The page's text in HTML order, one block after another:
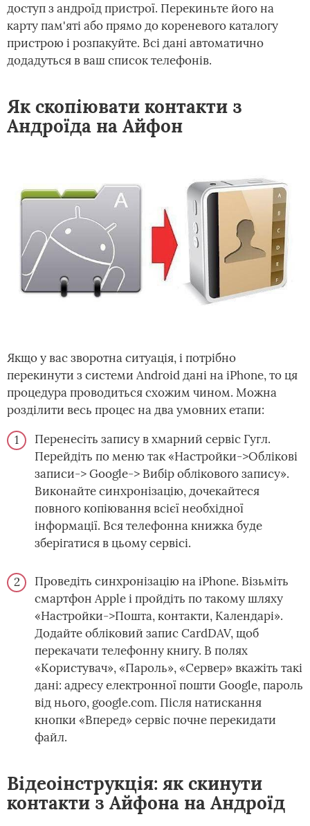
доступ з андроїд пристрої. Перекиньте його на
карту пам'яті або прямо до кореневого каталогу
пристрою і розпакуйте. Всі дані автоматично
додадуться в ваш список телефонів.
Як скопіювати контакти з
Андроїда на Айфон
Якщо у вас зворотна ситуація, і потрібно
перекинути з системи Android дані на iPhone, то ця
процедура проводиться схожим чином. Можна
розділити весь процес на два умовних етапи:
Перенесіть запису в хмарний сервіс Гугл.
Перейдіть по меню так «Настройки->Облікові
записи-> Google-> Вибір облікового запису».
Виконайте синхронізацію, дочекайтеся
повного копіювання всієї необхідної
інформації. Вся телефонна книжка буде
зберігатися в цьому сервісі.
Проведіть синхронізацію на iPhone. Візьміть
смартфон Apple і пройдіть по такому шляху
«Настройки->Пошта, контакти, Календарі».
Додайте обліковий запис CardDAV, щоб
перекачати телефонну книгу. В полях
«Користувач», «Пароль», «Сервер» вкажіть такі
дані: адресу електронної пошти Google, пароль
від нього, google.com. Після натискання
кнопки «Вперед» сервіс почне перекидати
файл.
Відеоінструкція: як скинути
контакти з Айфона на Андроїд